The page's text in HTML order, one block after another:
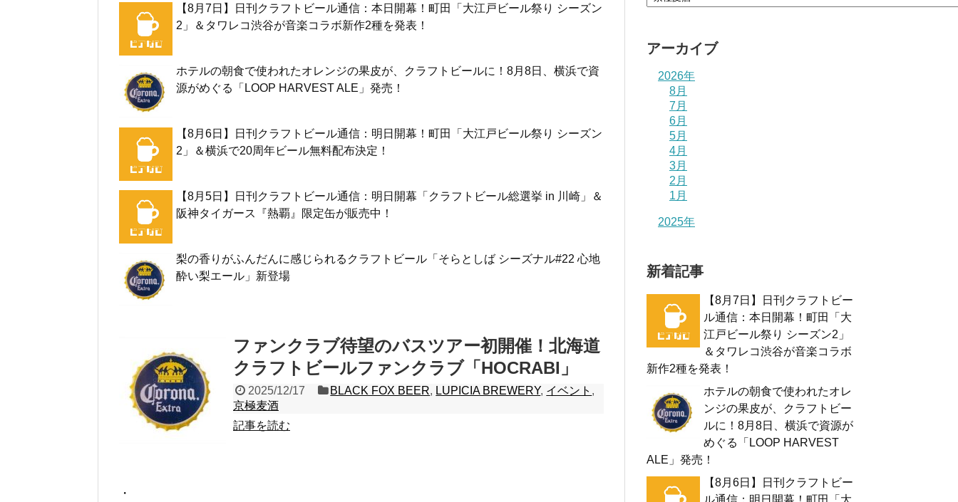
【8月7日】日刊クラフトビール通信：本日開幕！町田「大江戸ビール祭り シーズン
2」＆タワレコ渋谷が音楽コラボ新作2種を発表！
ホテルの朝食で使われたオレンジの果皮が、クラフトビールに！8月8日、横浜で資
源がめぐる「LOOP HARVEST ALE」発売！
【8月6日】日刊クラフトビール通信：明日開幕！町田「大江戸ビール祭り シーズン
2」＆横浜で20周年ビール無料配布決定！
【8月5日】日刊クラフトビール通信：明日開幕「クラフトビール総選挙 in 川崎」＆
阪神タイガース『熱覇』限定缶が販売中！
梨の香りがふんだんに感じられるクラフトビール「そらとしば シーズナル#22 心地
酔い梨エール」新登場
ファンクラブ待望のバスツアー初開催！北海道
クラフトビールファンクラブ「HOCRABI」
2025/12/17 BLACK FOX BEER, LUPICIA BREWERY, イベント ,
京極麦酒
記事を読む
・
アーカイブ
2026年
8月
7月
6月
5月
4月
3月
2月
1月
2025年
新着記事
【8月7日】日刊クラフトビー
ル通信：本日開幕！町田「大
江戸ビール祭り シーズン2」
＆タワレコ渋谷が音楽コラボ
新作2種を発表！
ホテルの朝食で使われたオレ
ンジの果皮が、クラフトビー
ルに！8月8日、横浜で資源が
めぐる「LOOP HARVEST
ALE」発売！
【8月6日】日刊クラフトビー